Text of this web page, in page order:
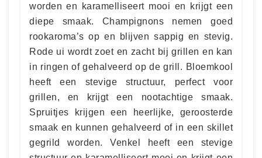
worden en karamelliseert mooi en krijgt een
diepe smaak. Champignons nemen goed
rookaroma’s op en blijven sappig en stevig.
Rode ui wordt zoet en zacht bij grillen en kan
in ringen of gehalveerd op de grill. Bloemkool
heeft een stevige structuur, perfect voor
grillen, en krijgt een nootachtige smaak.
Spruitjes krijgen een heerlijke, geroosterde
smaak en kunnen gehalveerd of in een skillet
gegrild worden. Venkel heeft een stevige